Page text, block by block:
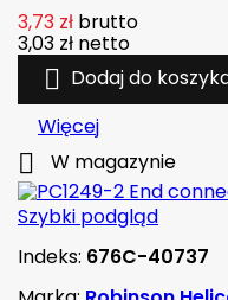
3,73 zł brutto
3,03 zł netto
 Dodaj do
Więcej
 W magazynie
Szybki podgląd
Indeks: 676C-40737